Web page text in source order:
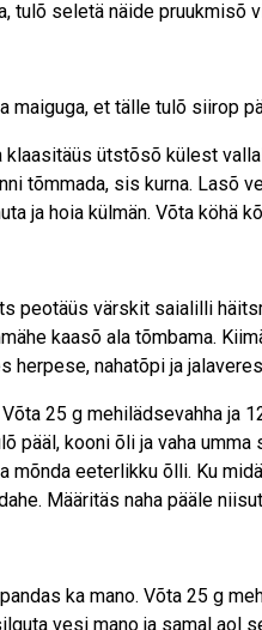
tulõ seletä näide
maiguga, et tälle tulõ siirop
klaasitäüs ütstõsõ külest
tõmmada, sis kurna. Lasõ
ja hoia külmän. Võta köhä
peotäüs värskit saialilli
kaasõ ala tõmbama.
herpese, nahatõpi ja
25 g mehilädsevahha ja
pääl, kooni õli ja vaha
mõnda eeterlikku õlli. Ku
Määritäs naha pääle
ka mano. Võta 25 g
vesi mano ja samal aol